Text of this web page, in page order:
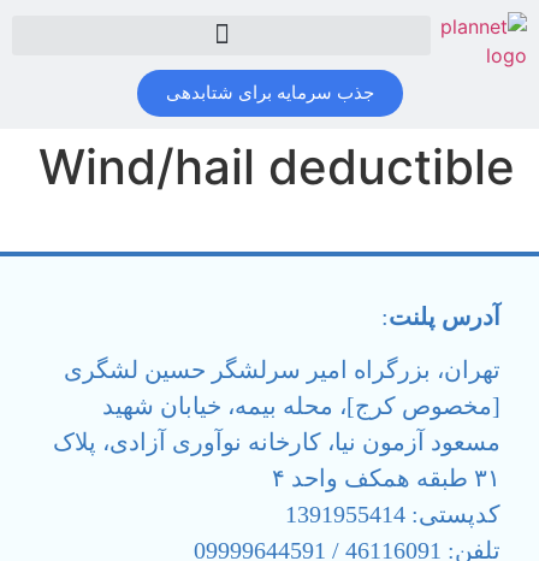
جذب سرمایه برای شتابدهی
Wind/hail deductible
آدرس پلنت:
تهران، بزرگراه امیر سرلشگر حسین لشگری
[مخصوص کرج]، محله بیمه، خیابان شهید
مسعود آزمون نیا، کارخانه نوآوری آزادی، پلاک
۳۱ طبقه همکف واحد ۴
کدپستی: 1391955414
تلفن: 46116091 / 09999644591